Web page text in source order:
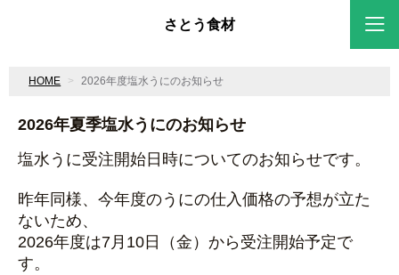
さとう食材
HOME 2026年度塩水うにのお知らせ
2026年夏季塩水うにのお知らせ
塩水うに受注開始日時についてのお知らせです。
昨年同様、今年度のうにの仕入価格の予想が立た
ないため、
2026年度は7月10日（金）から受注開始予定で
す。